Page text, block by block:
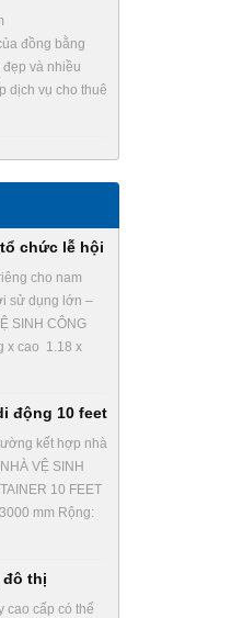
đồng bằng
và nhiều
dịch vụ cho thuê
chức lễ hội
cho nam
sử dụng lớn –
SINH CÔNG
x cao 1.18 x
động 10 feet
kết hợp nhà
VỆ SINH
10 FEET
mm Rộng:
đô thị
cao cấp có thể